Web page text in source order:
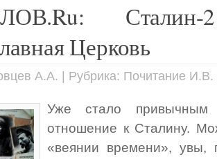
Церковь
А.А. | Рубрика: Почитание И.В.
Уже стало привычным
отношение к Сталину.
«веянии времени»,